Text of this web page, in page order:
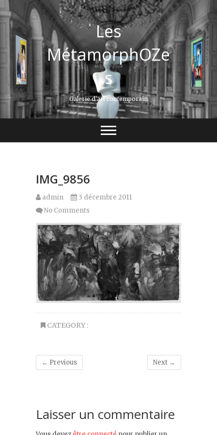
Les
MétamorphOZe
s
Galerie d'art contemporain
IMG_9856
admin
3 décembre 2011
No Comments
CATEGORY :
← Previous Next →
Laisser un commentaire